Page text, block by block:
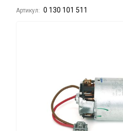
Артикул: 0 130 101 511